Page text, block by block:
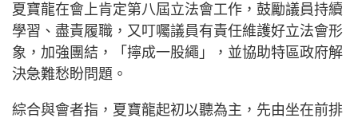
夏寶龍在會上肯定第八屆立法會工作，鼓勵議員持續
學習、盡責履職，又叮囑議員有責任維護好立法會形
象，加強團結，「擰成一股繩」，並協助特區政府解
決急難愁盼問題。
綜合與會者指，夏寶龍起初以聽為主，先由坐在前排